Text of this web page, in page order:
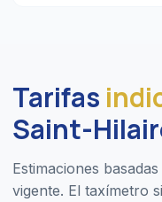
Tarifas
Saint-
Estimaciones
vigente. El taxímetro